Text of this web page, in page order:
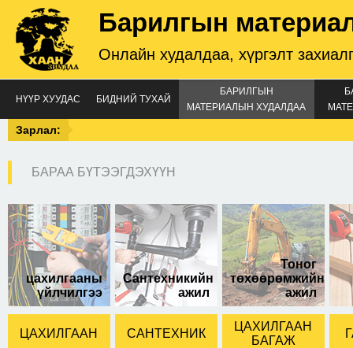
Барилгын
Онлайн худалдаа, хүргэлт
НҮҮР ХУУДАС БИДНИЙ ТУХАЙ
БАРИЛГЫН
МАТЕРИАЛЫН ХУДАЛДАА
Зарлал:
БАРАА БҮТЭЭГДЭХҮҮН
цахилгааны
үйлчилгээ
Сантехникийн
ажил
Тоног
төхөөрөмжийн
ажил
ЦАХИЛГААН САНТЕХНИК
ЦАХИЛГААН
БАГАЖ
шингэн хадаас 50мл